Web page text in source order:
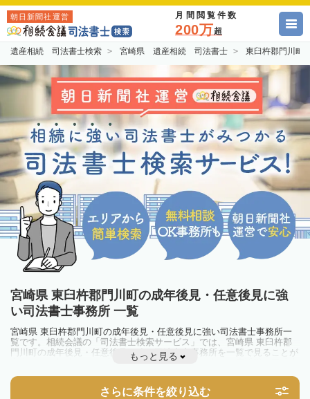
朝日新聞社運営 月間閲覧件数
200万超
遺産相続 司法書士検索 宮崎県 遺産相続 司法書士 東臼杵郡門川
宮崎県 東臼杵郡門川町の成年後見・任意後見に強
い司法書士事務所 一覧
宮崎県 東臼杵郡門川町の成年後見・任意後見に強い司法書士事務所一
覧です。相続会議の「司法書士検索サービス」では、宮崎県 東臼杵郡
門川町の成年後見・任意後見に強い司法書士事務所を一覧で見ることが
出来ます。相続のトラブルやお悩みを抱えている方は一度近隣の司法書
もっと見る
さらに条件を絞り込む